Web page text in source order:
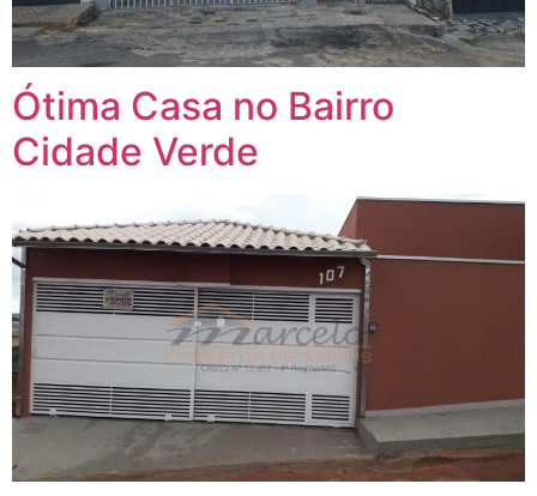
Ótima Casa no Bairro
Cidade Verde